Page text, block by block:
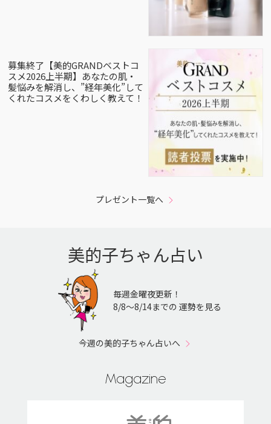
募集終了【美的GRANDベストコ
スメ2026上半期】あなたの肌・
髪悩みを解消し、”経年美化”して
くれたコスメをくわしく教えて！
プレゼント一覧へ
美的子ちゃん占い
毎週金曜夜更新！
8/8〜8/14までの 運勢を見る
今週の美的子ちゃん占いへ
Magazine